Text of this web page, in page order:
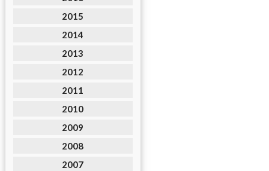
2015
2014
2013
2012
2011
2010
2009
2008
2007